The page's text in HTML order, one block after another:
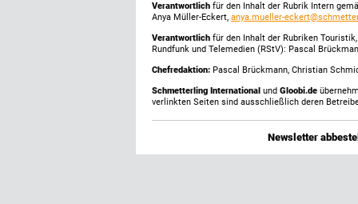
Verantwortlich für den Inhalt der Rubrik Intern
Anya Müller-Eckert, anya.mueller-
Verantwortlich für den Inhalt der Rubriken
Rundfunk und Telemedien (RStV): Pascal
Chefredaktion: Pascal Brückmann, Christian
Schmetterling International und Gloobi.de
verlinkten Seiten sind ausschließlich deren
Newsletter